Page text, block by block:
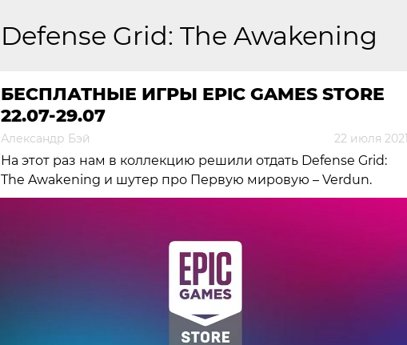
Defense Grid: The Awakening
БЕСПЛАТНЫЕ ИГРЫ EPIC GAMES STORE
22.07-29.07
Александр Бэй 22 июля 2021
На этот раз нам в коллекцию решили отдать Defense Grid:
The Awakening и шутер про Первую мировую – Verdun.